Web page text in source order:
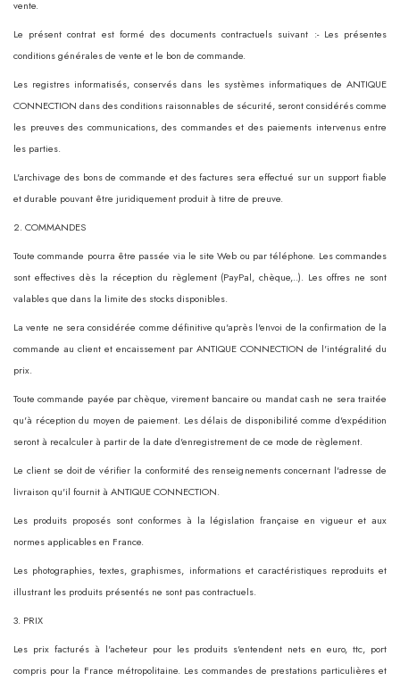
vente.
Le présent contrat est formé des documents contractuels suivant :- Les présentes
conditions générales de vente et le bon de commande.
Les registres informatisés, conservés dans les systèmes informatiques de ANTIQUE
CONNECTION dans des conditions raisonnables de sécurité, seront considérés comme
les preuves des communications, des commandes et des paiements intervenus entre
les parties.
L'archivage des bons de commande et des factures sera effectué sur un support fiable
et durable pouvant être juridiquement produit à titre de preuve.
2. COMMANDES
Toute commande pourra être passée via le site Web ou par téléphone. Les commandes
sont effectives dès la réception du règlement (PayPal, chèque,..). Les offres ne sont
valables que dans la limite des stocks disponibles.
La vente ne sera considérée comme définitive qu'après l'envoi de la confirmation de la
commande au client et encaissement par ANTIQUE CONNECTION de l'intégralité du
prix.
Toute commande payée par chèque, virement bancaire ou mandat cash ne sera traitée
qu'à réception du moyen de paiement. Les délais de disponibilité comme d'expédition
seront à recalculer à partir de la date d'enregistrement de ce mode de règlement.
Le client se doit de vérifier la conformité des renseignements concernant l'adresse de
livraison qu'il fournit à ANTIQUE CONNECTION.
Les produits proposés sont conformes à la législation française en vigueur et aux
normes applicables en France.
Les photographies, textes, graphismes, informations et caractéristiques reproduits et
illustrant les produits présentés ne sont pas contractuels.
3. PRIX
Les prix facturés à l'acheteur pour les produits s'entendent nets en euro, ttc, port
compris pour la France métropolitaine. Les commandes de prestations particulières et